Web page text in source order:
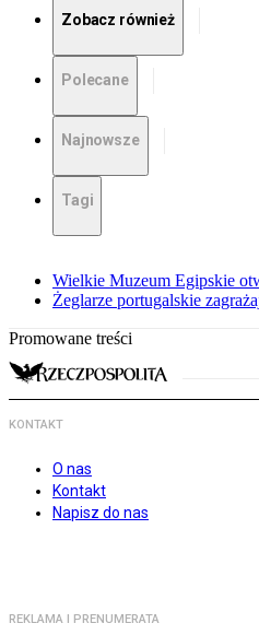
Zobacz również
Polecane
Najnowsze
Tagi
Wielkie Muzeum Egipskie
Żeglarze portugalskie
Promowane treści
KONTAKT
O nas
Kontakt
Napisz do nas
REKLAMA I PRENUMERATA